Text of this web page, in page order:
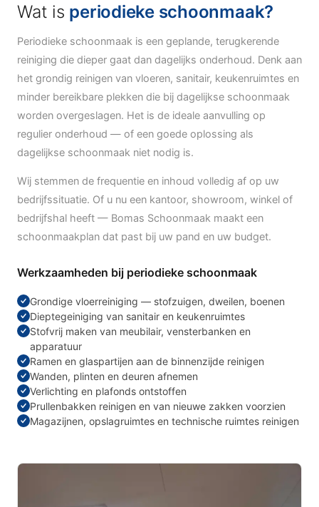
Wat is periodieke schoonmaak?
Periodieke schoonmaak is een geplande, terugkerende
reiniging die dieper gaat dan dagelijks onderhoud. Denk aan
het grondig reinigen van vloeren, sanitair, keukenruimtes en
minder bereikbare plekken die bij dagelijkse schoonmaak
worden overgeslagen. Het is de ideale aanvulling op
regulier onderhoud — of een goede oplossing als
dagelijkse schoonmaak niet nodig is.
Wij stemmen de frequentie en inhoud volledig af op uw
bedrijfssituatie. Of u nu een kantoor, showroom, winkel of
bedrijfshal heeft — Bomas Schoonmaak maakt een
schoonmaakplan dat past bij uw pand en uw budget.
Werkzaamheden bij periodieke schoonmaak
Grondige vloerreiniging — stofzuigen, dweilen, boenen
Dieptegeiniging van sanitair en keukenruimtes
Stofvrij maken van meubilair, vensterbanken en
apparatuur
Ramen en glaspartijen aan de binnenzijde reinigen
Wanden, plinten en deuren afnemen
Verlichting en plafonds ontstoffen
Prullenbakken reinigen en van nieuwe zakken voorzien
Magazijnen, opslagruimtes en technische ruimtes reinigen